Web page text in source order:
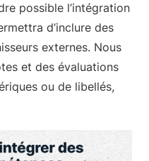
possible l’intégration
d’inclure des
externes. Nous
et des évaluations
ou de libellés,